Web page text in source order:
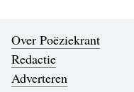
Over Poëziekrant
Redactie
Adverteren